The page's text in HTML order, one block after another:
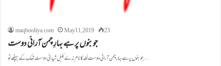
maqbooliya.com May 11, 2019 23
جوبنوں پر ہے بہارِ چمن آرائی دوست
جوبنوں پر ہے بہارِ چمن آرائی دوست خُلد کا نام نہ لے بُلبلِ شیدائی دوست تھک کے بیٹھے تو…